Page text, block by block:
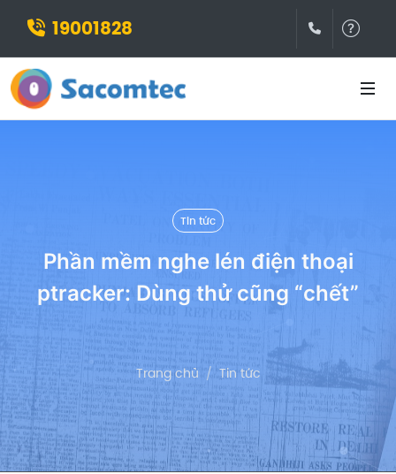
19001828
Tin tức
Phần mềm nghe lén điện thoại
ptracker: Dùng thử cũng “chết”
Trang chủ Tin tức